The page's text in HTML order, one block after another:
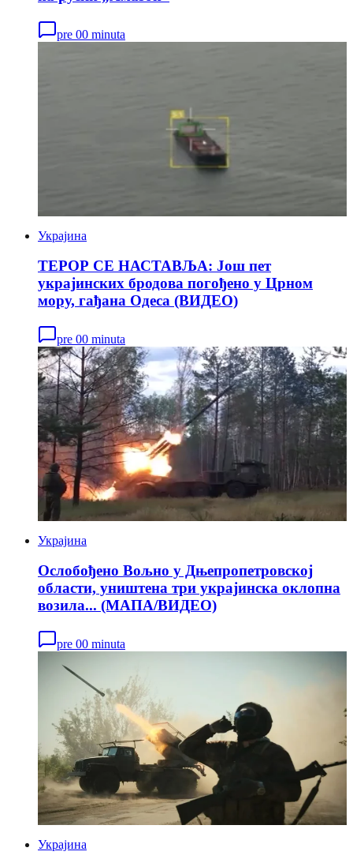
pre 00 minuta
Украјина
ТЕРОР СЕ НАСТАВЉА: Још пет
украјинских бродова погођено у Црном
мору, гађана Одеса (ВИДЕО)
pre 00 minuta
Украјина
Ослобођено Вољно у Дњепропетровској
области, уништена три украјинска оклопна
возила... (МАПА/ВИДЕО)
pre 00 minuta
Украјина